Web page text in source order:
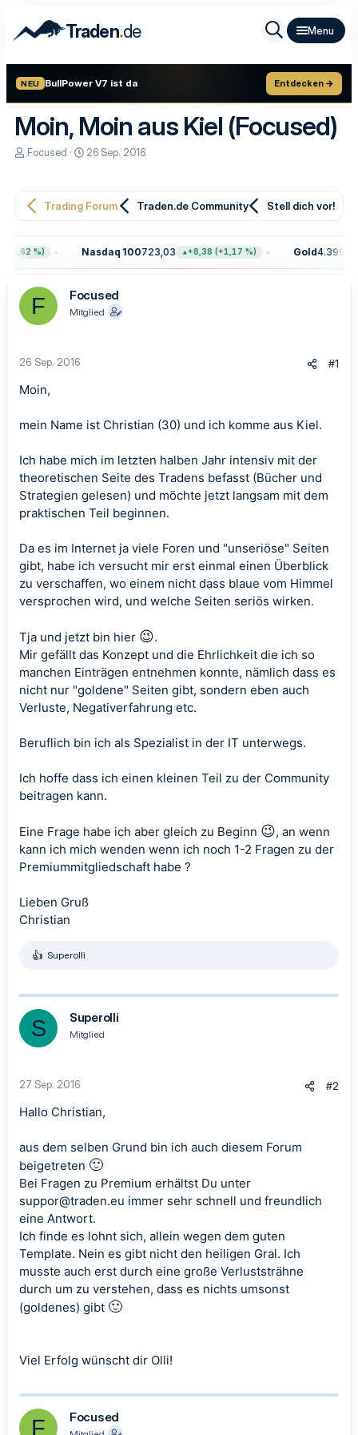
Traden.de
NEU BullPower V7 ist da Entdecken →
Moin, Moin aus Kiel (Focused)
E
e
r
Focused
E
e
a
m
26 Sep. 2016
Trading Forum Traden.de Community Stell dich vor!
%) Nasdaq 100723,03 +8,38 (+1,17 %) Gold4.399,70
F Focused
Mitglied
26 Sep. 2016 #1
Moin,
mein Name ist Christian (30) und ich komme aus Kiel.
Ich habe mich im letzten halben Jahr intensiv mit der
theoretischen Seite des Tradens befasst (Bücher und
Strategien gelesen) und möchte jetzt langsam mit dem
praktischen Teil beginnen.
Da es im Internet ja viele Foren und "unseriöse" Seiten
gibt, habe ich versucht mir erst einmal einen Überblick
zu verschaffen, wo einem nicht dass blaue vom Himmel
versprochen wird, und welche Seiten seriös wirken.
Tja und jetzt bin hier 😉.
Mir gefällt das Konzept und die Ehrlichkeit die ich so
manchen Einträgen entnehmen konnte, nämlich dass es
nicht nur "goldene" Seiten gibt, sondern eben auch
Verluste, Negativerfahrung etc.
Beruflich bin ich als Spezialist in der IT unterwegs.
Ich hoffe dass ich einen kleinen Teil zu der Community
beitragen kann.
Eine Frage habe ich aber gleich zu Beginn 😉, an wenn
kann ich mich wenden wenn ich noch 1-2 Fragen zu der
Premiummitgliedschaft habe ?
Lieben Gruß
Christian
R
k
t
o
n
Superolli
S Superolli
Mitglied
27 Sep. 2016 #2
Hallo Christian,
aus dem selben Grund bin ich auch diesem Forum
beigetreten 🙂
Bei Fragen zu Premium erhältst Du unter
suppor@traden.eu immer sehr schnell und freundlich
eine Antwort.
Ich finde es lohnt sich, allein wegen dem guten
Template. Nein es gibt nicht den heiligen Gral. Ich
musste auch erst durch eine große Verluststrähne
durch um zu verstehen, dass es nichts umsonst
(goldenes) gibt 🙂
Viel Erfolg wünscht dir Olli!
F Focused